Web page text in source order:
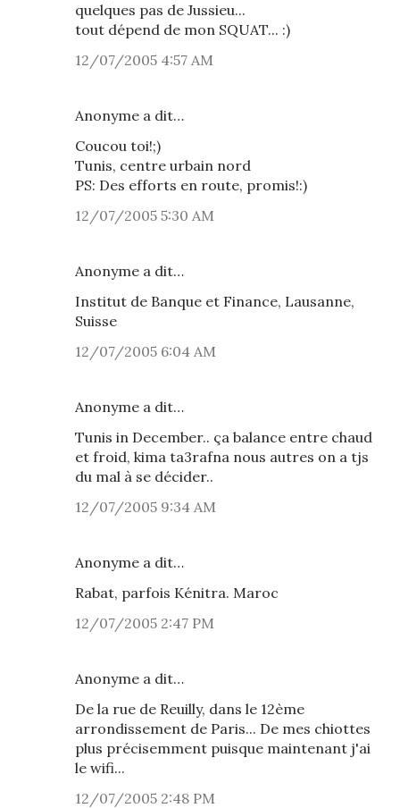
quelques pas de Jussieu...
tout dépend de mon SQUAT... :)
12/07/2005 4:57 AM
Anonyme a dit…
Coucou toi!;)
Tunis, centre urbain nord
PS: Des efforts en route, promis!:)
12/07/2005 5:30 AM
Anonyme a dit…
Institut de Banque et Finance, Lausanne,
Suisse
12/07/2005 6:04 AM
Anonyme a dit…
Tunis in December.. ça balance entre chaud
et froid, kima ta3rafna nous autres on a tjs
du mal à se décider..
12/07/2005 9:34 AM
Anonyme a dit…
Rabat, parfois Kénitra. Maroc
12/07/2005 2:47 PM
Anonyme a dit…
De la rue de Reuilly, dans le 12ème
arrondissement de Paris... De mes chiottes
plus précisemment puisque maintenant j'ai
le wifi...
12/07/2005 2:48 PM